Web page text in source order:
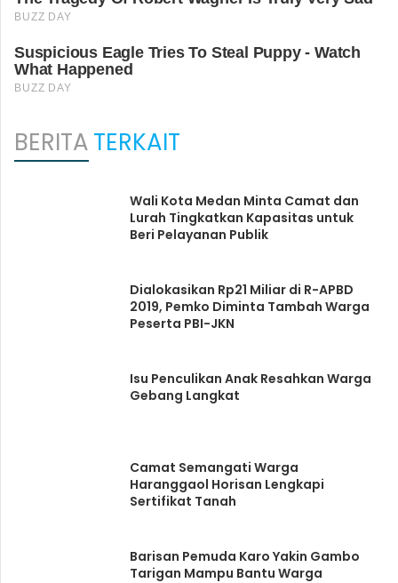
BERITATERKAIT
Wali Kota Medan Minta Camat dan
Lurah Tingkatkan Kapasitas untuk
Beri Pelayanan Publik
Dialokasikan Rp21 Miliar di R-APBD
2019, Pemko Diminta Tambah Warga
Peserta PBI-JKN
Isu Penculikan Anak Resahkan Warga
Gebang Langkat
Camat Semangati Warga
Haranggaol Horisan Lengkapi
Sertifikat Tanah
Barisan Pemuda Karo Yakin Gambo
Tarigan Mampu Bantu Warga